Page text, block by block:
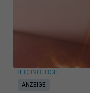
ANZEIGE
TECHNOLOGIE